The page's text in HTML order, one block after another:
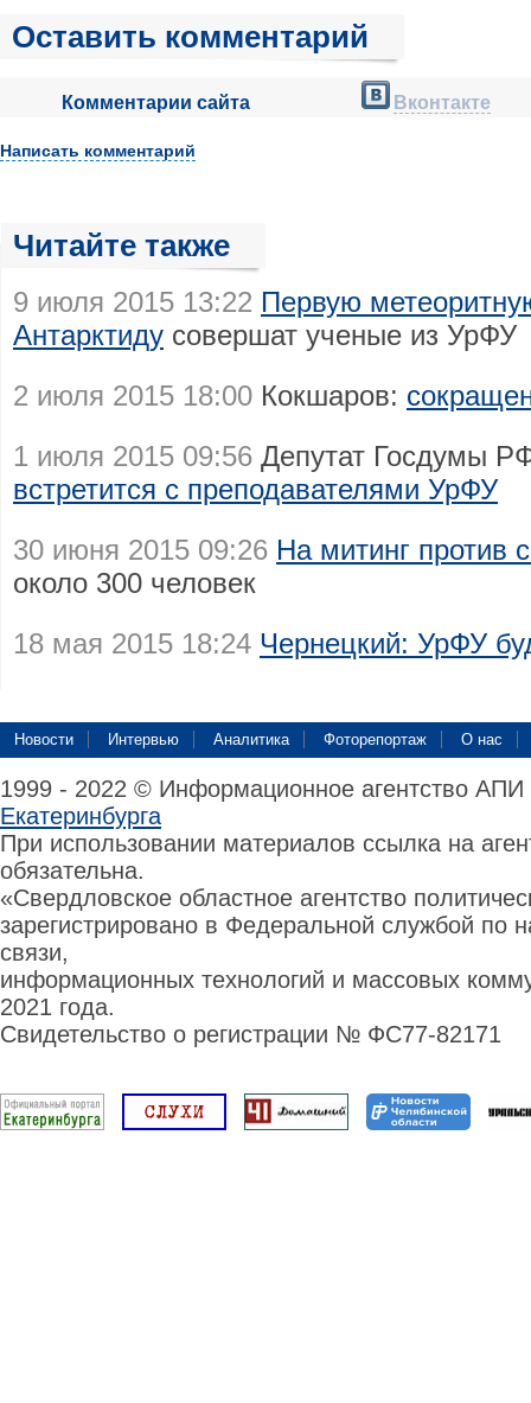
Оставить комментарий
Комментарии сайта Вконтакте
Написать комментарий
Читайте также
9 июля 2015 13:22 Первую
Антарктиду совершат ученые из УрФУ
2 июля 2015 18:00 Кокшаров:
1 июля 2015 09:56 Депутат Госдумы
встретится с преподавателями УрФУ
30 июня 2015 09:26 На митинг против
около 300 человек
18 мая 2015 18:24 Чернецкий: УрФУ
Новости Интервью Аналитика Фоторепортаж О нас
1999 - 2022 © Информационное агентство
Екатеринбурга
При использовании материалов ссылка на
обязательна.
«Свердловское областное агентство
зарегистрировано в Федеральной службой по
связи,
информационных технологий и массовых
2021 года.
Свидетельство о регистрации № ФС77-82171